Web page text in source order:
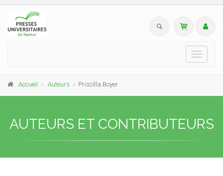
Toggle
Accueil Auteurs Priscilla Boyer
AUTEURS ET CONTRIBUTEURS